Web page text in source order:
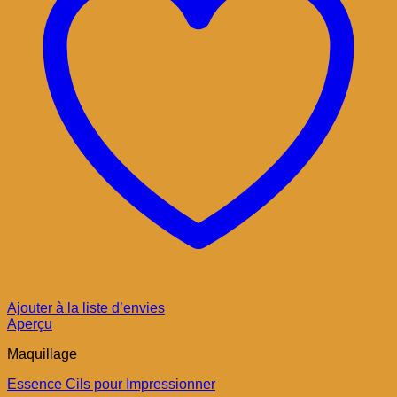
Ajouter à la liste d’envies
Aperçu
Maquillage
Essence Cils pour Impressionner